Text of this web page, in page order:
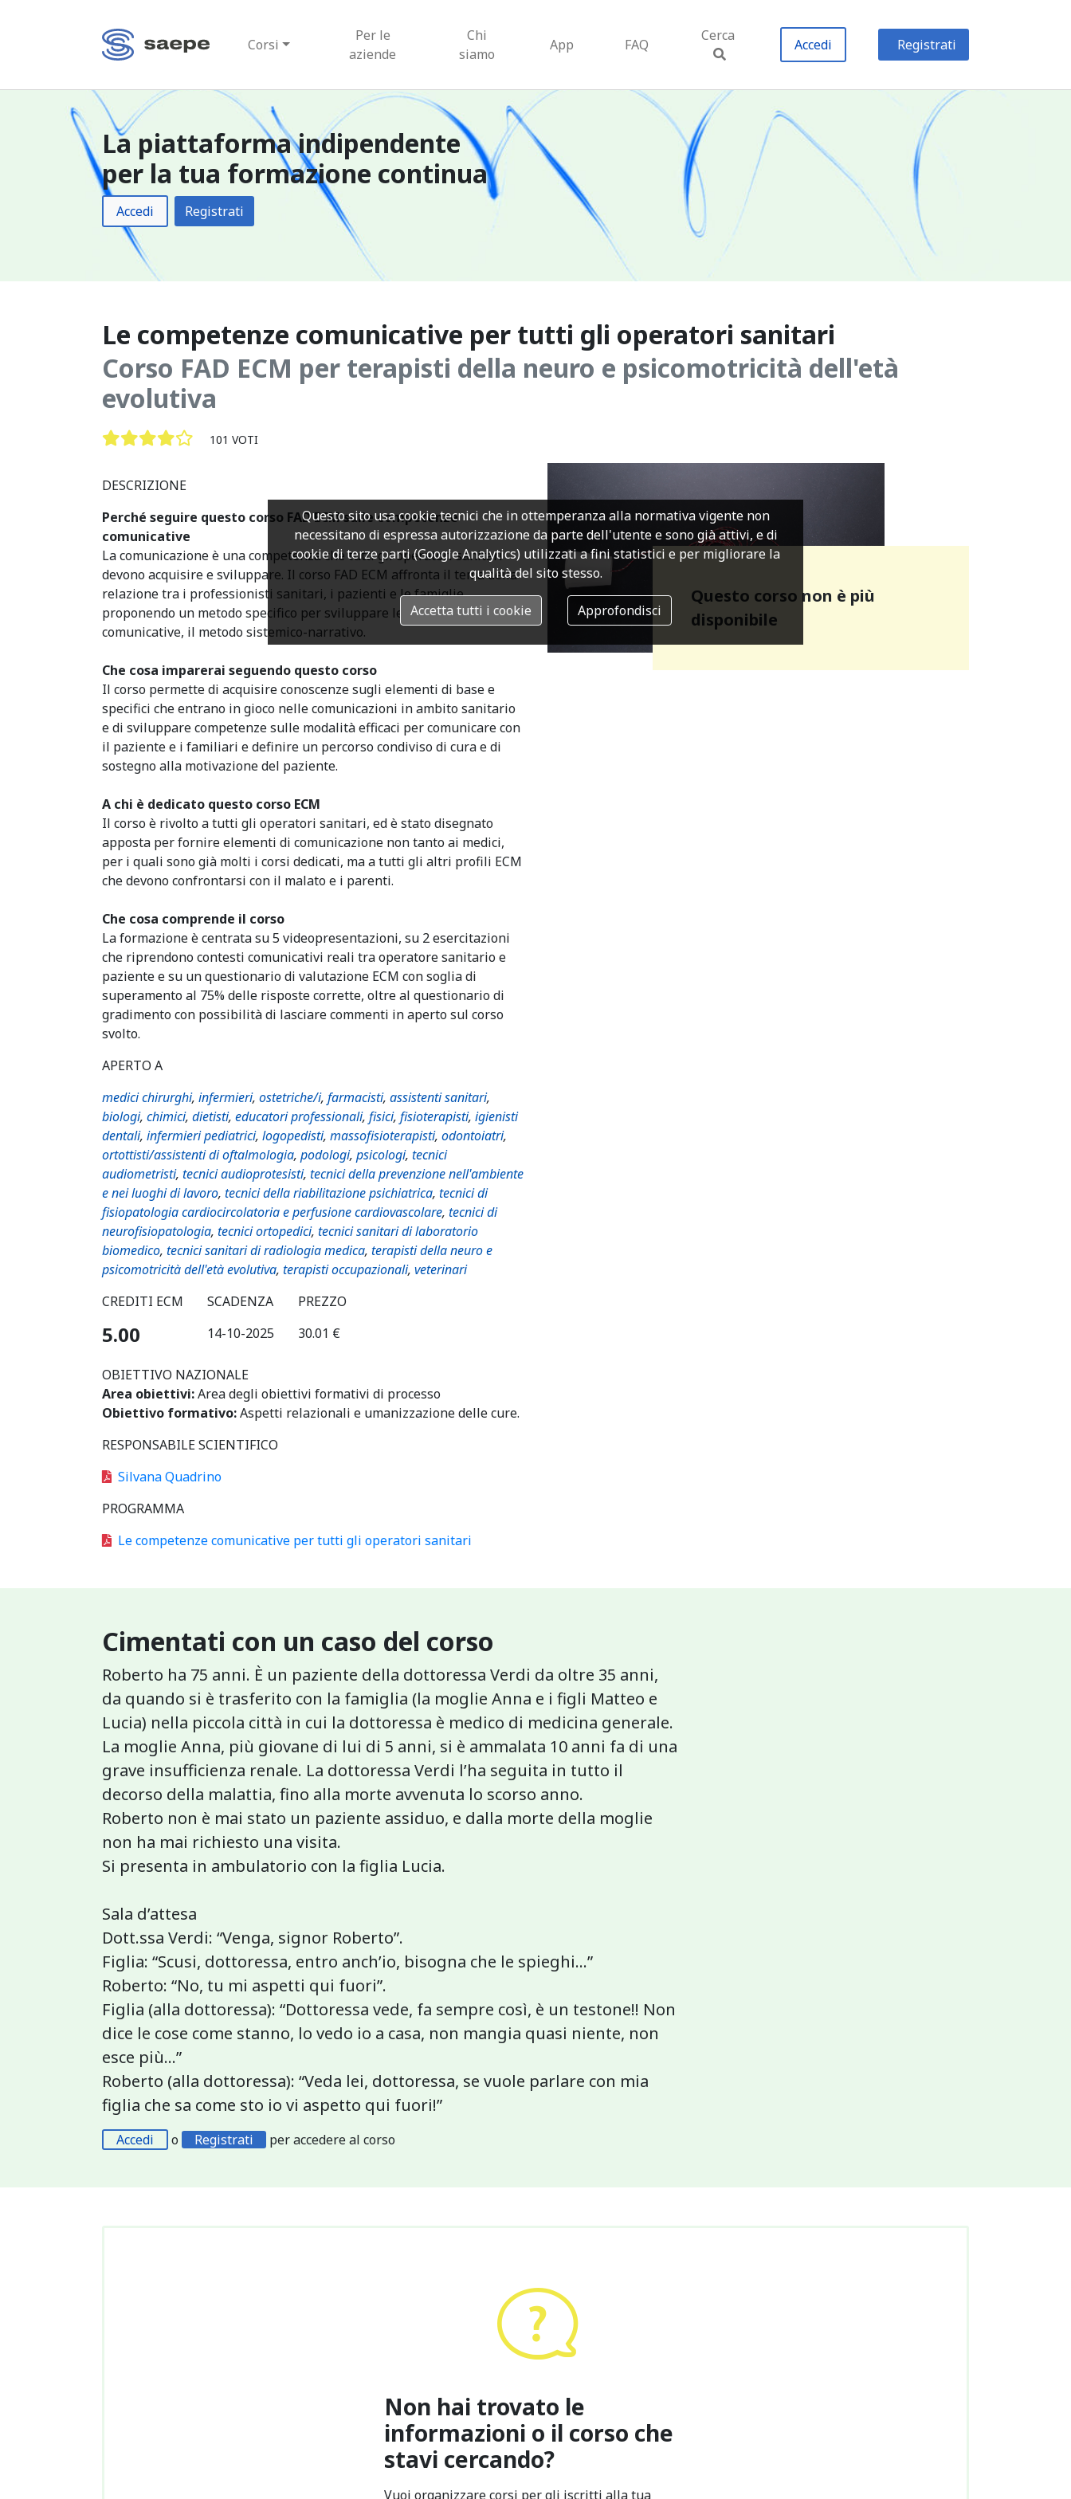
Corsi
Per le
aziende
Chi
siamo
App FAQ
Cerca
Accedi Registrati
La piattaforma indipendente
per la tua formazione continua
Accedi Registrati
Le competenze comunicative per tutti gli operatori sanitari
Corso FAD ECM per terapisti della neuro e psicomotricità dell'età
evolutiva
101 VOTI
DESCRIZIONE
Perché seguire questo corso FAD ECM sulle competenze
comunicative
La comunicazione è una competenza che tutti gli operatori sanitari
devono acquisire e sviluppare. Il corso FAD ECM affronta il tema della
relazione tra i professionisti sanitari, i pazienti e le famiglie
proponendo un metodo specifico per sviluppare le competenze
comunicative, il metodo sistemico-narrativo.
Che cosa imparerai seguendo questo corso
Il corso permette di acquisire conoscenze sugli elementi di base e
specifici che entrano in gioco nelle comunicazioni in ambito sanitario
e di sviluppare competenze sulle modalità efficaci per comunicare con
il paziente e i familiari e definire un percorso condiviso di cura e di
sostegno alla motivazione del paziente.
A chi è dedicato questo corso ECM
Il corso è rivolto a tutti gli operatori sanitari, ed è stato disegnato
apposta per fornire elementi di comunicazione non tanto ai medici,
per i quali sono già molti i corsi dedicati, ma a tutti gli altri profili ECM
che devono confrontarsi con il malato e i parenti.
Che cosa comprende il corso
La formazione è centrata su 5 videopresentazioni, su 2 esercitazioni
che riprendono contesti comunicativi reali tra operatore sanitario e
paziente e su un questionario di valutazione ECM con soglia di
superamento al 75% delle risposte corrette, oltre al questionario di
gradimento con possibilità di lasciare commenti in aperto sul corso
svolto.
APERTO A
medici chirurghi, infermieri, ostetriche/i, farmacisti, assistenti sanitari,
biologi, chimici, dietisti, educatori professionali, fisici, fisioterapisti, igienisti
dentali, infermieri pediatrici, logopedisti, massofisioterapisti, odontoiatri,
ortottisti/assistenti di oftalmologia, podologi, psicologi, tecnici
audiometristi, tecnici audioprotesisti, tecnici della prevenzione nell'ambiente
e nei luoghi di lavoro, tecnici della riabilitazione psichiatrica, tecnici di
fisiopatologia cardiocircolatoria e perfusione cardiovascolare, tecnici di
neurofisiopatologia, tecnici ortopedici, tecnici sanitari di laboratorio
biomedico, tecnici sanitari di radiologia medica, terapisti della neuro e
psicomotricità dell'età evolutiva, terapisti occupazionali, veterinari
CREDITI ECM
5.00
SCADENZA
14-10-2025
PREZZO
30.01 €
OBIETTIVO NAZIONALE
Area obiettivi:Area degli obiettivi formativi di processo
Obiettivo formativo:Aspetti relazionali e umanizzazione delle cure.
RESPONSABILE SCIENTIFICO
Silvana Quadrino
PROGRAMMA
Le competenze comunicative per tutti gli operatori sanitari
Questo corso non è più
disponibile
Cimentati con un caso del corso
Roberto ha 75 anni. È un paziente della dottoressa Verdi da oltre 35 anni,
da quando si è trasferito con la famiglia (la moglie Anna e i figli Matteo e
Lucia) nella piccola città in cui la dottoressa è medico di medicina generale.
La moglie Anna, più giovane di lui di 5 anni, si è ammalata 10 anni fa di una
grave insufficienza renale. La dottoressa Verdi l’ha seguita in tutto il
decorso della malattia, fino alla morte avvenuta lo scorso anno.
Roberto non è mai stato un paziente assiduo, e dalla morte della moglie
non ha mai richiesto una visita.
Si presenta in ambulatorio con la figlia Lucia.
Sala d’attesa
Dott.ssa Verdi: “Venga, signor Roberto”.
Figlia: “Scusi, dottoressa, entro anch’io, bisogna che le spieghi…”
Roberto: “No, tu mi aspetti qui fuori”.
Figlia (alla dottoressa): “Dottoressa vede, fa sempre così, è un testone!! Non
dice le cose come stanno, lo vedo io a casa, non mangia quasi niente, non
esce più…”
Roberto (alla dottoressa): “Veda lei, dottoressa, se vuole parlare con mia
figlia che sa come sto io vi aspetto qui fuori!”
Accedi o Registrati per accedere al corso
Non hai trovato le
informazioni o il corso che
stavi cercando?
Vuoi organizzare corsi per gli iscritti alla tua
Questo sito usa cookie tecnici che in ottemperanza alla normativa vigente non
necessitano di espressa autorizzazione da parte dell'utente e sono già attivi, e di
cookie di terze parti (Google Analytics) utilizzati a fini statistici e per migliorare la
qualità del sito stesso.
Accetta tutti i cookie Approfondisci